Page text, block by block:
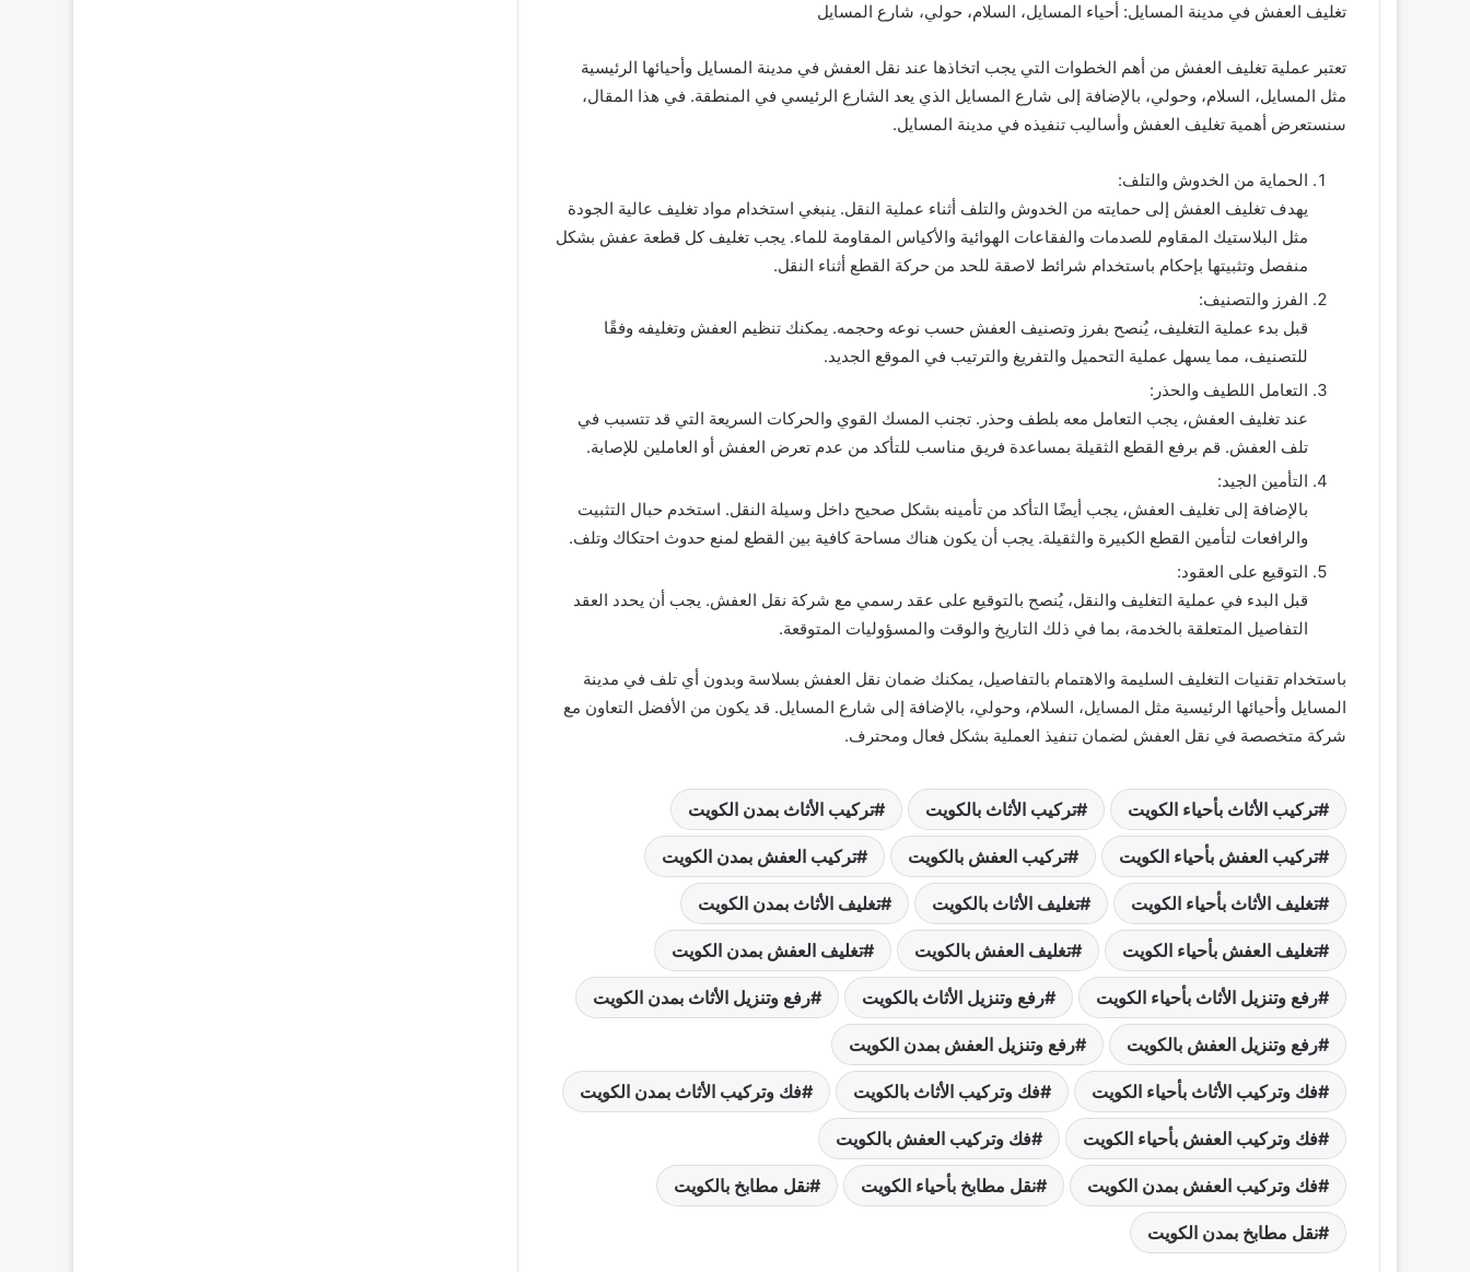
تغليف العفش في مدينة المسايل: أحياء المسايل، السلام، حولي، شارع المسايل
تعتبر عملية تغليف العفش من أهم الخطوات التي يجب اتخاذها عند نقل العفش في مدينة المسايل وأحيائها الرئيسية
مثل المسايل، السلام، وحولي، بالإضافة إلى شارع المسايل الذي يعد الشارع الرئيسي في المنطقة. في هذا المقال،
سنستعرض أهمية تغليف العفش وأساليب تنفيذه في مدينة المسايل.
الحماية من الخدوش والتلف:
يهدف تغليف العفش إلى حمايته من الخدوش والتلف أثناء عملية النقل. ينبغي استخدام مواد تغليف عالية الجودة
مثل البلاستيك المقاوم للصدمات والفقاعات الهوائية والأكياس المقاومة للماء. يجب تغليف كل قطعة عفش بشكل
منفصل وتثبيتها بإحكام باستخدام شرائط لاصقة للحد من حركة القطع أثناء النقل.
الفرز والتصنيف:
قبل بدء عملية التغليف، يُنصح بفرز وتصنيف العفش حسب نوعه وحجمه. يمكنك تنظيم العفش وتغليفه وفقًا
للتصنيف، مما يسهل عملية التحميل والتفريغ والترتيب في الموقع الجديد.
التعامل اللطيف والحذر:
عند تغليف العفش، يجب التعامل معه بلطف وحذر. تجنب المسك القوي والحركات السريعة التي قد تتسبب في
تلف العفش. قم برفع القطع الثقيلة بمساعدة فريق مناسب للتأكد من عدم تعرض العفش أو العاملين للإصابة.
التأمين الجيد:
بالإضافة إلى تغليف العفش، يجب أيضًا التأكد من تأمينه بشكل صحيح داخل وسيلة النقل. استخدم حبال التثبيت
والرافعات لتأمين القطع الكبيرة والثقيلة. يجب أن يكون هناك مساحة كافية بين القطع لمنع حدوث احتكاك وتلف.
التوقيع على العقود:
قبل البدء في عملية التغليف والنقل، يُنصح بالتوقيع على عقد رسمي مع شركة نقل العفش. يجب أن يحدد العقد
التفاصيل المتعلقة بالخدمة، بما في ذلك التاريخ والوقت والمسؤوليات المتوقعة.
باستخدام تقنيات التغليف السليمة والاهتمام بالتفاصيل، يمكنك ضمان نقل العفش بسلاسة وبدون أي تلف في مدينة
المسايل وأحيائها الرئيسية مثل المسايل، السلام، وحولي، بالإضافة إلى شارع المسايل. قد يكون من الأفضل التعاون مع
شركة متخصصة في نقل العفش لضمان تنفيذ العملية بشكل فعال ومحترف.
تركيب الأثاث بأحياء الكويت تركيب الأثاث بالكويت تركيب الأثاث بمدن الكويت
تركيب العفش بأحياء الكويت تركيب العفش بالكويت تركيب العفش بمدن الكويت
تغليف الأثاث بأحياء الكويت تغليف الأثاث بالكويت تغليف الأثاث بمدن الكويت
تغليف العفش بأحياء الكويت تغليف العفش بالكويت تغليف العفش بمدن الكويت
رفع وتنزيل الأثاث بأحياء الكويت رفع وتنزيل الأثاث بالكويت رفع وتنزيل الأثاث بمدن الكويت
رفع وتنزيل العفش بالكويت رفع وتنزيل العفش بمدن الكويت
فك وتركيب الأثاث بأحياء الكويت فك وتركيب الأثاث بالكويت فك وتركيب الأثاث بمدن الكويت
فك وتركيب العفش بأحياء الكويت فك وتركيب العفش بالكويت
فك وتركيب العفش بمدن الكويت نقل مطابخ بأحياء الكويت نقل مطابخ بالكويت
نقل مطابخ بمدن الكويت
نقل عفش مع التغليف: الطريقة المثلى
لحماية أثاثك أثناء الانتقال